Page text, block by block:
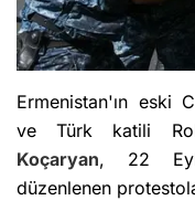
Ermenistan'ın eski
ve Türk katili
Koçaryan, 22
düzenlenen